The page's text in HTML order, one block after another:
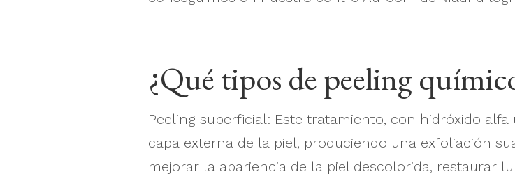
¿Qué tipos de peeling
Peeling superficial: Este tratamiento, con hidróxido
capa externa de la piel, produciendo una exfoliación
mejorar la apariencia de la piel descolorida, restaurar